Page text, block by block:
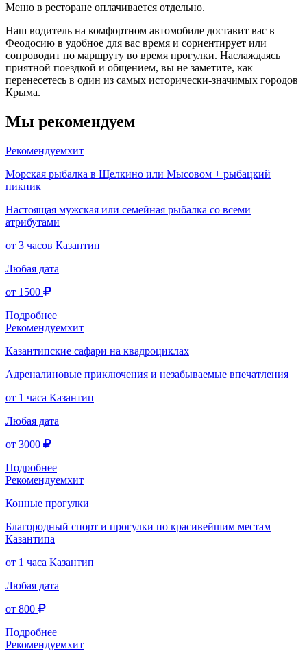
Меню в ресторане оплачивается отдельно.
Наш водитель на комфортном автомобиле доставит вас в
Феодосию в удобное для вас время и сориентирует или
сопроводит по маршруту во время прогулки. Наслаждаясь
приятной поездкой и общением, вы не заметите, как
перенесетесь в один из самых исторически-значимых городов
Крыма.
Мы рекомендуем
Рекомендуемхит
Морская рыбалка в Щелкино или Мысовом + рыбацкий
пикник
Настоящая мужская или семейная рыбалка со всеми
атрибутами
от 3 часов Казантип
Любая дата
от 1500
Подробнее
Рекомендуемхит
Казантипские сафари на квадроциклах
Адреналиновые приключения и незабываемые впечатления
от 1 часа Казантип
Любая дата
от 3000
Подробнее
Рекомендуемхит
Конные прогулки
Благородный спорт и прогулки по красивейшим местам
Казантипа
от 1 часа Казантип
Любая дата
от 800
Подробнее
Рекомендуемхит